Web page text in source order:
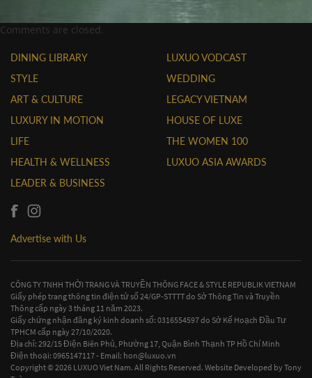
Comments are closed.
DINING LIBRARY
STYLE
ART & CULTURE
LUXURY IN MOTION
LIFE
HEALTH & WELLNESS
LEADER & BUSINESS
LUXUO VODCAST
WEDDING
LEGACY VIETNAM
HOUSE OF LUXE
THE WOMEN 100
LUXUO ASIA AWARDS
Advertise with Us
CÔNG TY TNHH THỜI TRANG VÀ TRUYỀN THÔNG FACE & STYLE REPUBLIK VIETNAM
Giấy phép trang thông tin điện tử số 24/GP-STTTT do Sở Thông Tin và Truyền
Thông cấp ngày 3 tháng 11 năm 2023.
Giấy chứng nhận đăng ký kinh doanh số: 0316554597 do Sở Kế Hoạch Đầu Tư
TPHCM cấp ngày 27/10/2020.
Địa chỉ: 292/15 Điện Biên Phủ, Phường 17, Quận Bình Thạnh TP Hồ Chí Minh
Điện thoại: 0965147117 - Email: hon@luxuo.vn
Copyright © 2026 LUXUO Viet Nam. All Rights Reserved. Website Developed byTony